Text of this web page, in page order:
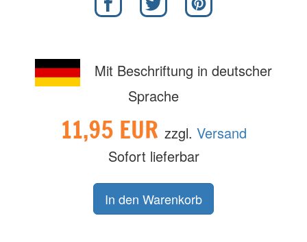
Mit Beschriftung in deutscher
Sprache
11,95 EUR zzgl. Versand
Sofort lieferbar